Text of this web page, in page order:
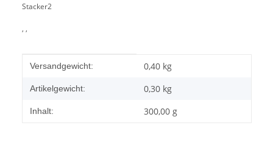
Stacker2
, ,
Produkteigenschaft
Wert
Versandgewicht: 0,40 kg
Artikelgewicht: 0,30 kg
Inhalt: 300,00 g